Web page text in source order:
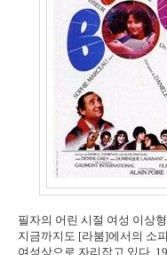
필자의 어린 시절 여성 이상
지금까지도 [라붐]에서의 소
여성상으로 자리잡고 있다.